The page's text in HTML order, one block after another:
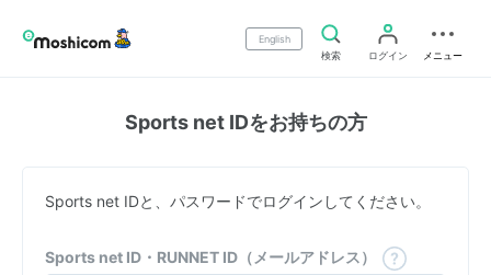
English
検索
ログイン メニュー
Sports net IDをお持ちの方
Sports net IDと、パスワードでログインしてください。
Sports net ID・RUNNET ID（メールアドレス）